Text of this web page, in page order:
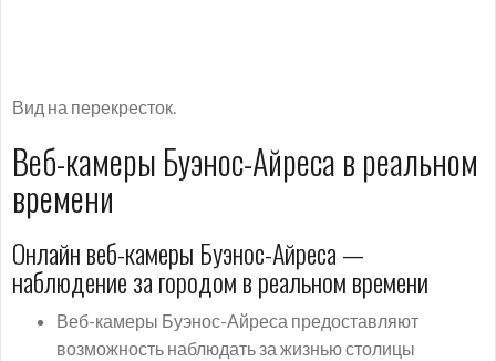
Вид на перекресток.
Веб-камеры Буэнос-Айреса в реальном
времени
Онлайн веб-камеры Буэнос-Айреса —
наблюдение за городом в реальном времени
Веб-камеры Буэнос-Айреса предоставляют
возможность наблюдать за жизнью столицы